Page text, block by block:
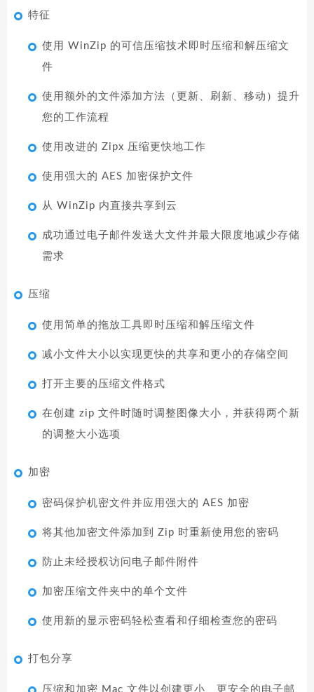
特征
使用 WinZip 的可信压缩技术即时压缩和解压缩文
件
使用额外的文件添加方法（更新、刷新、移动）提升
您的工作流程
使用改进的 Zipx 压缩更快地工作
使用强大的 AES 加密保护文件
从 WinZip 内直接共享到云
成功通过电子邮件发送大文件并最大限度地减少存储
需求
压缩
使用简单的拖放工具即时压缩和解压缩文件
减小文件大小以实现更快的共享和更小的存储空间
打开主要的压缩文件格式
在创建 zip 文件时随时调整图像大小，并获得两个新
的调整大小选项
加密
密码保护机密文件并应用强大的 AES 加密
将其他加密文件添加到 Zip 时重新使用您的密码
防止未经授权访问电子邮件附件
加密压缩文件夹中的单个文件
使用新的显示密码轻松查看和仔细检查您的密码
打包分享
压缩和加密 Mac 文件以创建更小、更安全的电子邮